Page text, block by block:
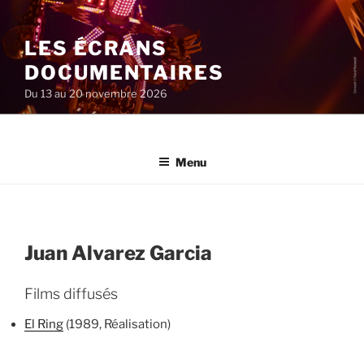
au
contenu
principal
LES ÉCRANS
DOCUMENTAIRES
Du 13 au 20 novembre 2026
Menu
Juan Alvarez Garcia
Films diffusés
El Ring (1989, Réalisation)